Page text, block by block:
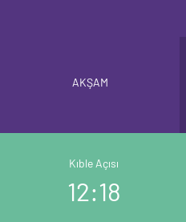
AKŞAM
Kıble Açısı
12:18